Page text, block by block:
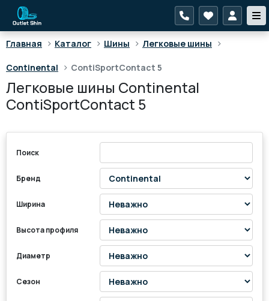
Главная > Каталог > Шины > Легковые шины >
Continental > ContiSportContact 5
Легковые шины Continental
ContiSportContact 5
Поиск
Бренд
Ширина
Высота профиля
Диаметр
Сезон